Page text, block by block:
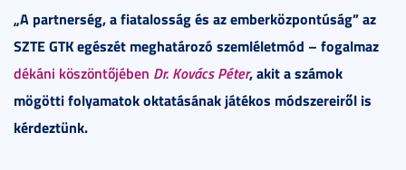
„A partnerség, a fiatalosság és az emberközpontúság” az
SZTE GTK egészét meghatározó szemléletmód – fogalmaz
dékáni köszöntőjében Dr. Kovács Péter, akit a számok
mögötti folyamatok oktatásának játékos módszereiről is
kérdeztünk.